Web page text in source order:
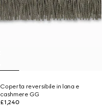
Coperta reversibile in lana e
cashmere GG
£1,240